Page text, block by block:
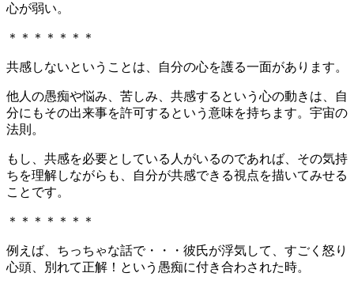
心が弱い。
＊＊＊＊＊＊＊
共感しないということは、自分の心を護る一面があります。
他人の愚痴や悩み、苦しみ、共感するという心の動きは、自
分にもその出来事を許可するという意味を持ちます。宇宙の
法則。
もし、共感を必要としている人がいるのであれば、その気持
ちを理解しながらも、自分が共感できる視点を描いてみせる
ことです。
＊＊＊＊＊＊＊
例えば、ちっちゃな話で・・・彼氏が浮気して、すごく怒り
心頭、別れて正解！という愚痴に付き合わされた時。